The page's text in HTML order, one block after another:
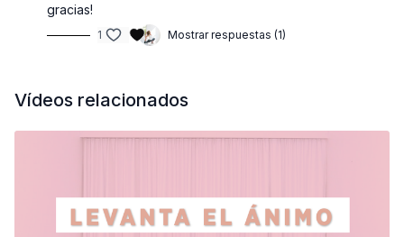
gracias!
1 Mostrar respuestas (1)
Vídeos relacionados